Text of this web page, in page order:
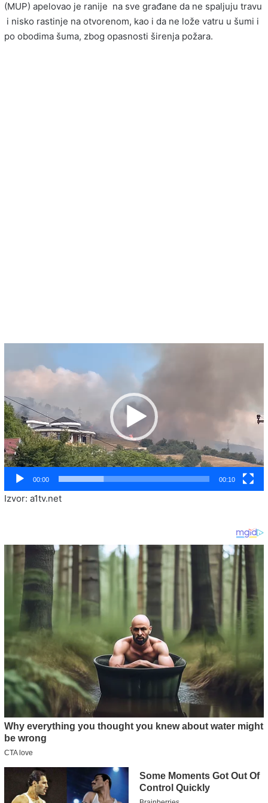
(MUP) apelovao je ranije na sve građane da ne spaljuju travu
i nisko rastinje na otvorenom, kao i da ne lože vatru u šumi i
po obodima šuma, zbog opasnosti širenja požara.
00:00 00:10
Izvor: a1tv.net